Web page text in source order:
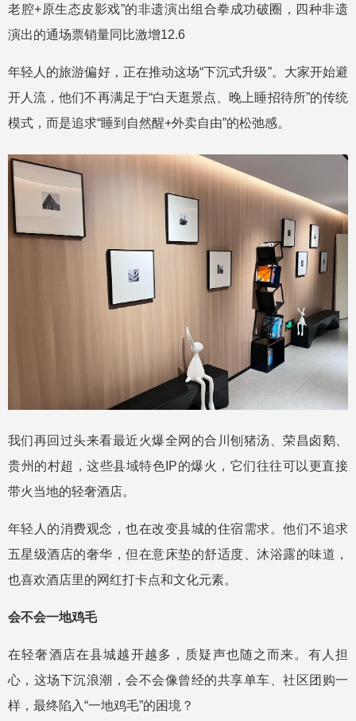
老腔+原生态皮影戏”的非遗演出组合拳成功破圈，四种非遗
演出的通场票销量同比激增12.6
年轻人的旅游偏好，正在推动这场“下沉式升级”。大家开始避
开人流，他们不再满足于“白天逛景点、晚上睡招待所”的传统
模式，而是追求“睡到自然醒+外卖自由”的松弛感。
我们再回过头来看最近火爆全网的合川刨猪汤、荣昌卤鹅、
贵州的村超，这些县域特色IP的爆火，它们往往可以更直接
带火当地的轻奢酒店。
年轻人的消费观念，也在改变县城的住宿需求。他们不追求
五星级酒店的奢华，但在意床垫的舒适度、沐浴露的味道，
也喜欢酒店里的网红打卡点和文化元素。
会不会一地鸡毛
在轻奢酒店在县城越开越多，质疑声也随之而来。有人担
心，这场下沉浪潮，会不会像曾经的共享单车、社区团购一
样，最终陷入“一地鸡毛”的困境？